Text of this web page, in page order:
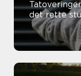
Tatoveringer
det rette